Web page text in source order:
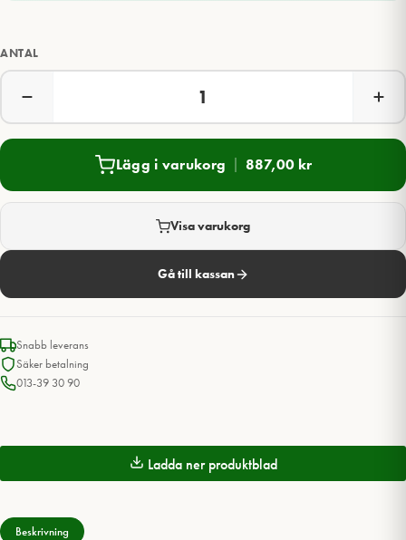
ANTAL
Lägg i varukorg 887,00 kr
Visa varukorg
Gå till kassan
Snabb leverans
Säker betalning
013-39 30 90
Ladda ner produktblad
Beskrivning